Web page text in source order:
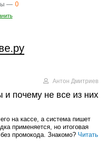
— 0
Антон Дмитриев
и почему не все из них
на кассе, а система пишет
применяется, но итоговая
промокода. Знакомо? Читать